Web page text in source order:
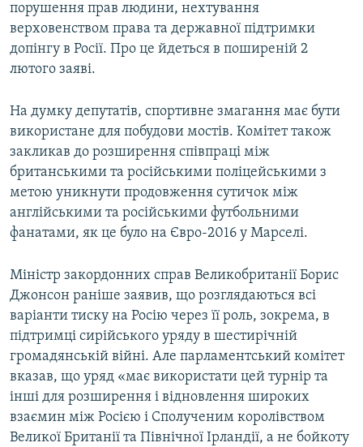
порушення прав людини, нехтування
верховенством права та державної підтримки
допінгу в Росії. Про це йдеться в поширеній 2
лютого заяві.
На думку депутатів, спортивне змагання має бути
використане для побудови мостів. Комітет також
закликав до розширення співпраці між
британськими та російськими поліцейськими з
метою уникнути продовження сутичок між
англійськими та російськими футбольними
фанатами, як це було на Євро-2016 у Марселі.
Міністр закордонних справ Великобританії Борис
Джонсон раніше заявив, що розглядаються всі
варіанти тиску на Росію через її роль, зокрема, в
підтримці сирійського уряду в шестирічній
громадянській війні. Але парламентський комітет
вказав, що уряд «має використати цей турнір та
інші для розширення і відновлення широких
взаємин між Росією і Сполученим королівством
Великої Британії та Північної Ірландії, а не бойкоту